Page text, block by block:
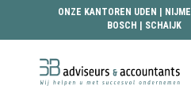
ONZE KANTOREN UDEN
BOSCH
SCHAIJK